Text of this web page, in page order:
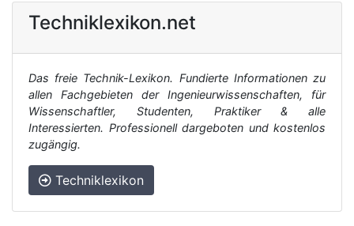
Techniklexikon.net
Das freie Technik-Lexikon. Fundierte Informationen zu
allen Fachgebieten der Ingenieurwissenschaften, für
Wissenschaftler, Studenten, Praktiker & alle
Interessierten. Professionell dargeboten und kostenlos
zugängig.
Techniklexikon